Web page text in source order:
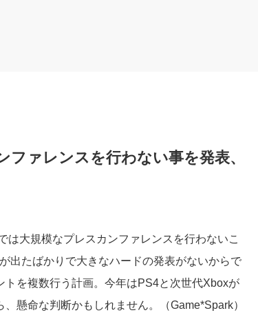
ァレンスを行わない事を発表、
大規模なプレスカンファレンスを行わないこ
出たばかりで大きなハードの発表がないからで
を複数行う計画。今年はPS4と次世代Xboxが
懸命な判断かもしれません。（Game*Spark）